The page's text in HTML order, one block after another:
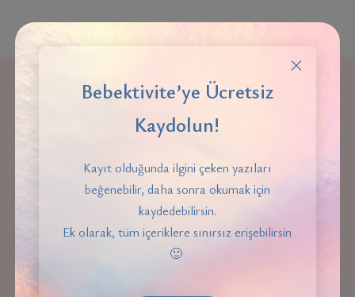
EN ÇOK OKUNANLAR
EBEVEYNLIK
Bebektivite’ye Ücretsiz
Kaydolun!
Kayıt olduğunda ilgini çeken yazıları
beğenebilir, daha sonra okumak için
kaydedebilirsin.
Ek olarak, tüm içeriklere sınırsız erişebilirsin
🙂